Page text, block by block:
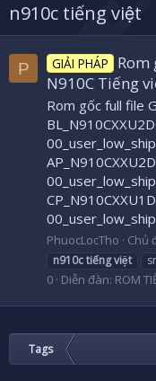
n910c tiếng việt
P GIẢI PHÁP
Rom
N910C Tiếng
Rom gốc full file
PhuocLocTho Chủ
n910ctiếngviệt
0 Diễn đàn: ROM
Tags